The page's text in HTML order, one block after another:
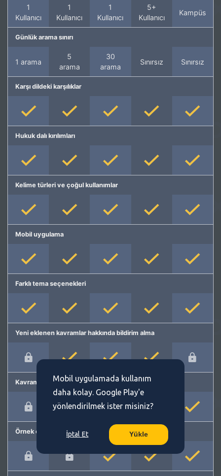
1
Kullanıcı
1
Kullanıcı
1
Kullanıcı
5+
Kullanıcı
Kampüs
Günlük arama sınırı
1 arama
5
arama
30
arama
Sınırsız Sınırsız
Karşı dildeki karşılıklar
Hukuk dalı kırılımları
Kelime türleri ve çoğul kullanımlar
Mobil uygulama
Farklı tema seçenekleri
Yeni eklenen kavramlar hakkında bildirim alma
Kavram önerme
Örnek cümleler
Mobil uygulamada kullanım
daha kolay. Google Play'e
yönlendirilmek ister misiniz?
İptal Et Yükle